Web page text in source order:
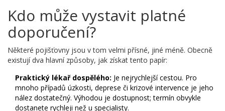
Kdo může vystavit platné
doporučení?
Některé pojišťovny jsou v tom velmi přísné, jiné méně. Obecně
existují dva hlavní způsoby, jak získat tento papír:
Praktický lékař dospělého: Je nejrychlejší cestou. Pro
mnoho případů úzkosti, deprese či krizové intervence je jeho
nález dostatečný. Výhodou je dostupnost; termín obvykle
dostanete rychleji než u specialisty.